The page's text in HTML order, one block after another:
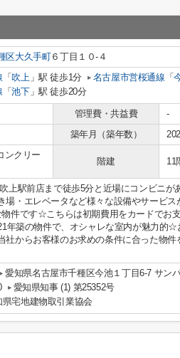
区大久手町６丁目１０-４
「 吹上」駅 徒歩1分 名古屋市営桜通線 「
「池下」駅 徒歩20分
管理費・共益費
-
築年月（築年数）
ンクリー
階建 11
上駅前店まで徒歩5分と近場にコンビニ
場・エレベータなど様々な設備やサービ
件です☆こちらは初期費用をカードでお
年築の物件で、オシャレな室内が魅力的
からお客様のお求めの条件に合った物件
愛知県名古屋市千種区今池１丁目6-7 サン
愛知県知事 (1) 第25352号
宅地建物取引業協会